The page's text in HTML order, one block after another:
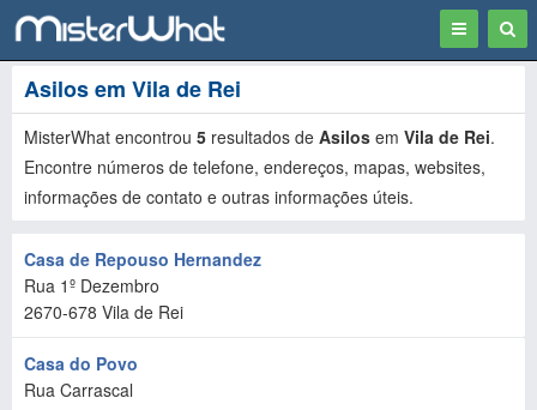
Toggle
navigation
Asilos em Vila de Rei
MisterWhat encontrou 5 resultados de Asilos em Vila de Rei.
Encontre números de telefone, endereços, mapas, websites,
informações de contato e outras informações úteis.
Casa de Repouso Hernandez
Rua 1º Dezembro
2670-678 Vila de Rei
Casa do Povo
Rua Carrascal